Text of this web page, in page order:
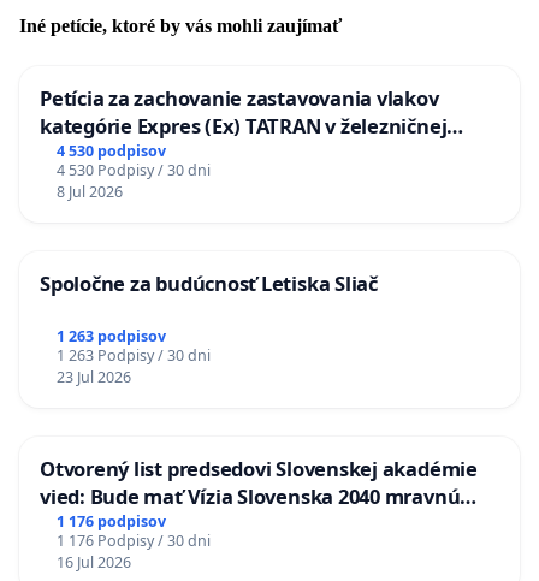
Iné petície, ktoré by vás mohli zaujímať
Petícia za zachovanie zastavovania vlakov
kategórie Expres (Ex) TATRAN v železničnej
stanici Púchov
4 530 podpisov
4 530 Podpisy / 30 dni
8 Jul 2026
Spoločne za budúcnosť Letiska Sliač
1 263 podpisov
1 263 Podpisy / 30 dni
23 Jul 2026
Otvorený list predsedovi Slovenskej akadémie
vied: Bude mať Vízia Slovenska 2040 mravnú
chrbticu?
1 176 podpisov
1 176 Podpisy / 30 dni
16 Jul 2026